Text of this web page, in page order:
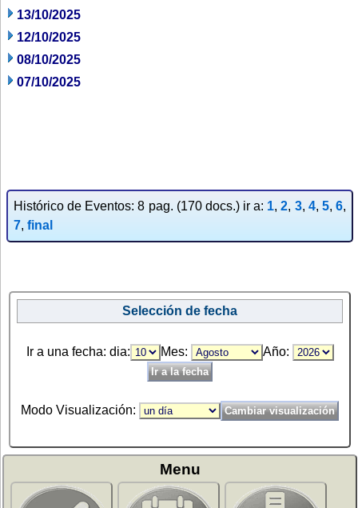
13/10/2025
12/10/2025
08/10/2025
07/10/2025
Histórico de Eventos: 8 pag. (170 docs.) ir a: 1,2, 3, 4, 5,6,
7, final
Selección de fecha
Ir a una fecha: dia: Mes: Año:
Modo Visualización:
Menu